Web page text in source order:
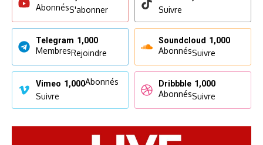
AbonnésS'abonner
Suivre
Telegram 1,000
MembresRejoindre
Soundcloud 1,000
AbonnésSuivre
Vimeo 1,000Abonnés
Suivre
Dribbble 1,000
AbonnésSuivre